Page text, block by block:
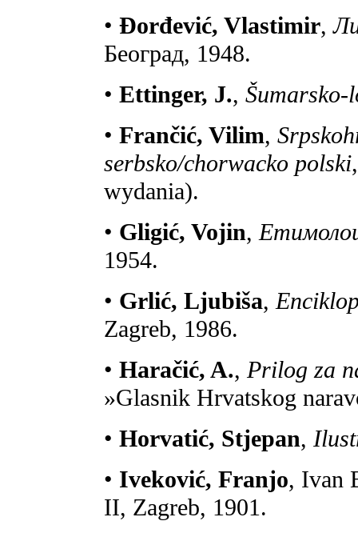
• Đorđević, Vlastimir,
Београд, 1948.
• Еttinger, J., Šumarsko-
• Frančić, Vilim,
serbsko/chorwacko polski
wydania).
• Gligić, Vojin,
1954.
• Grlić, Ljubiša,
Zagreb, 1986.
• Haračić, A., Prilog za
»Glasnik Hrvatskog
• Horvatić, Stjepan,
• Iveković, Franjo, Ivan
II, Zagreb, 1901.